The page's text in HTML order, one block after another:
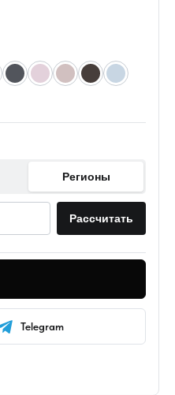
Регионы
Рассчитать
Telegram